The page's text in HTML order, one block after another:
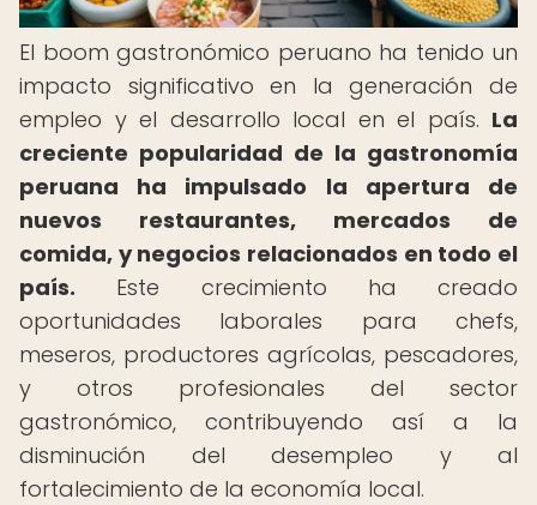
El boom gastronómico peruano ha tenido un
impacto significativo en la generación de
empleo y el desarrollo local en el país. La
creciente popularidad de la gastronomía
peruana ha impulsado la apertura de
nuevos restaurantes, mercados de
comida, y negocios relacionados en todo el
país. Este crecimiento ha creado
oportunidades laborales para chefs,
meseros, productores agrícolas, pescadores,
y otros profesionales del sector
gastronómico, contribuyendo así a la
disminución del desempleo y al
fortalecimiento de la economía local.